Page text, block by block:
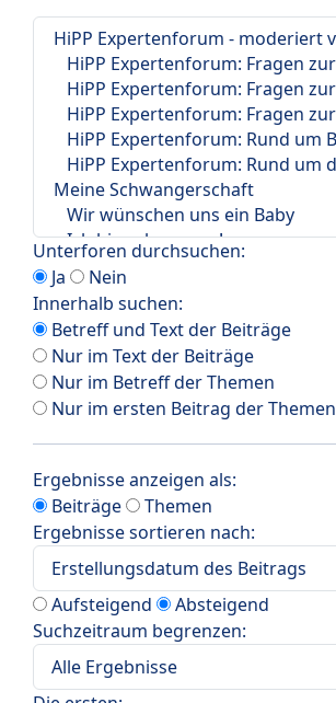
Unterforen durchsuchen:
Ja
Nein
Innerhalb suchen:
Betreff und Text der Beiträge
Nur im Text der Beiträge
Nur im Betreff der Themen
Nur im ersten Beitrag der Themen
Ergebnisse anzeigen als:
Beiträge
Themen
Ergebnisse sortieren nach:
Aufsteigend
Absteigend
Suchzeitraum begrenzen: